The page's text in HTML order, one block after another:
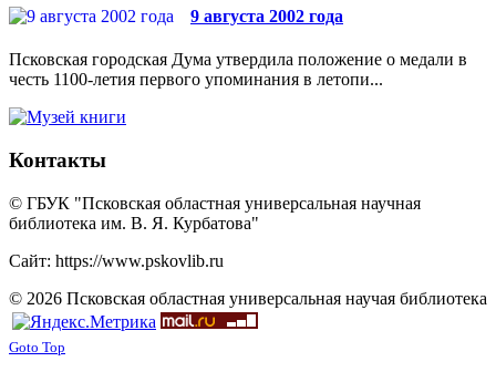
9 августа 2002 года
Псковская городская Дума утвердила положение о медали в
честь 1100-летия первого упоминания в летопи...
Контакты
© ГБУК "Псковская областная универсальная научная
библиотека им. В. Я. Курбатова"
Сайт: https://www.pskovlib.ru
© 2026 Псковская областная универсальная научая библиотека
Goto Top